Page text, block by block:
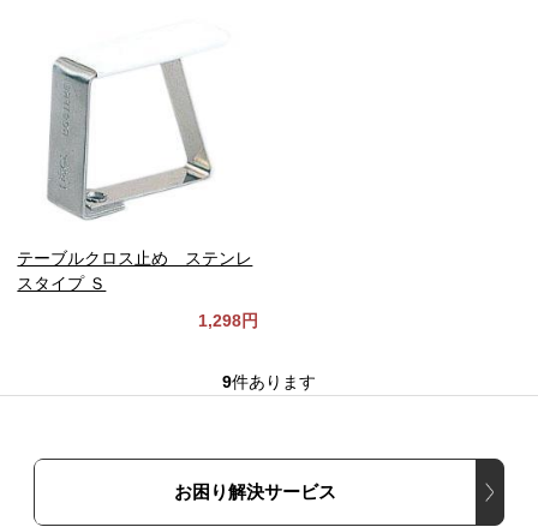
テーブルクロス止め ステンレ
スタイプ Ｓ
1,298円
9件あります
お困り解決サービス